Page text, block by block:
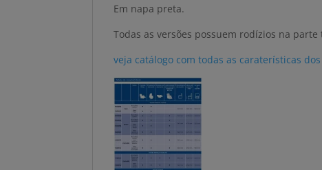
Em napa preta.
Todas as versões possuem rodízios na parte
veja catálogo com todas as caraterísticas